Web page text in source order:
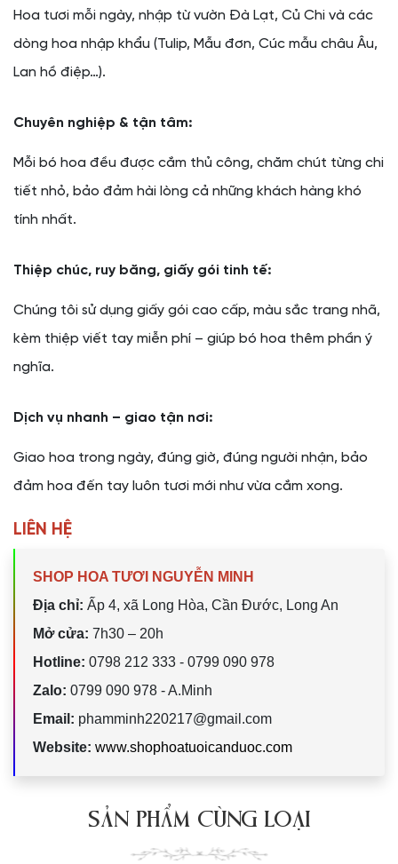
Hoa tươi mỗi ngày, nhập từ vườn Đà Lạt, Củ Chi và các
dòng hoa nhập khẩu (Tulip, Mẫu đơn, Cúc mẫu châu Âu,
Lan hồ điệp…).
Chuyên nghiệp & tận tâm:
Mỗi bó hoa đều được cắm thủ công, chăm chút từng chi
tiết nhỏ, bảo đảm hài lòng cả những khách hàng khó
tính nhất.
Thiệp chúc, ruy băng, giấy gói tinh tế:
Chúng tôi sử dụng giấy gói cao cấp, màu sắc trang nhã,
kèm thiệp viết tay miễn phí – giúp bó hoa thêm phần ý
nghĩa.
Dịch vụ nhanh – giao tận nơi:
Giao hoa trong ngày, đúng giờ, đúng người nhận, bảo
đảm hoa đến tay luôn tươi mới như vừa cắm xong.
LIÊN HỆ
SHOP HOA TƯƠI NGUYỄN MINH
Địa chỉ: Ấp 4, xã Long Hòa, Cần Đước, Long An
Mở cửa: 7h30 – 20h
Hotline: 0798 212 333 - 0799 090 978
Zalo: 0799 090 978 - A.Minh
Email: phamminh220217@gmail.com
Website: www.shophoatuoicanduoc.com
SẢN PHẨM CÙNG LOẠI